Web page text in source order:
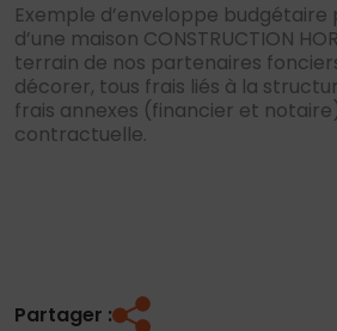
Exemple d’enveloppe
d’une maison CONSTRUCTION
terrain de nos partenaires
décorer, tous frais liés à la
frais annexes (financier et
contractuelle.
Partager :